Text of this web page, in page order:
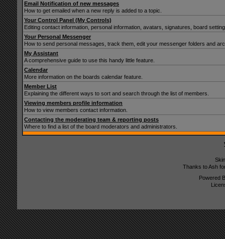
Email Notification of new messages
How to get emailed when a new reply is added to a topic.
Your Control Panel (My Controls)
Editing contact information, personal information, avatars, signatures, board
Your Personal Messenger
How to send personal messages, track them, edit your messenger folders and
My Assistant
A comprehensive guide to use this handy little feature.
Calendar
More information on the boards calendar feature.
Member List
Explaining the different ways to sort and search through the list of members.
Viewing members profile information
How to view members contact information.
Contacting the moderating team & reporting posts
Where to find a list of the board moderators and administrators.
Thanks to Ash
Powered